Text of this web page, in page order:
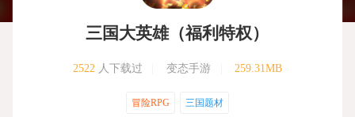
三国大英雄（福利特权）
2522 人下载过 变态手游 259.31MB
冒险RPG 三国题材